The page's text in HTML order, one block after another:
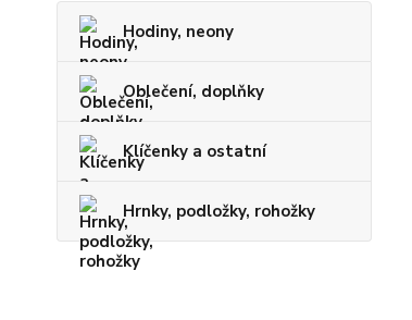
Hodiny, neony
Oblečení, doplňky
Klíčenky a ostatní
Hrnky, podložky, rohožky